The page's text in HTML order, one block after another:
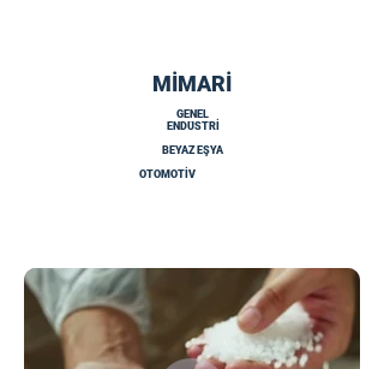
MİMARİ
GENEL
ENDÜSTRİ
BEYAZ EŞYA
OTOMOTİV